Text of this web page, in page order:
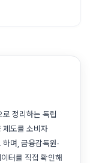
로 정리하는 독립
제도를 소비자
며, 금융감독원·
터를 직접 확인해